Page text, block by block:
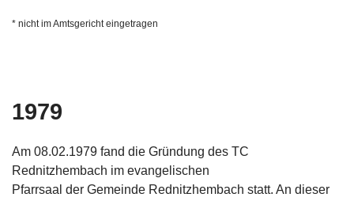
* nicht im Amtsgericht eingetragen
1979
Am 08.02.1979 fand die Gründung des TC
Rednitzhembach im evangelischen
Pfarrsaal der Gemeinde Rednitzhembach statt. An dieser